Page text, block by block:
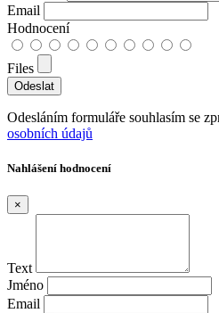
Email
Hodnocení
Files
Odesláním formuláře souhlasím se
osobních údajů
Nahlášení hodnocení
×
Text
Jméno
Email